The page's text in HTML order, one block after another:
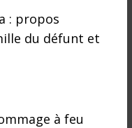
: propos
du défunt et
à feu